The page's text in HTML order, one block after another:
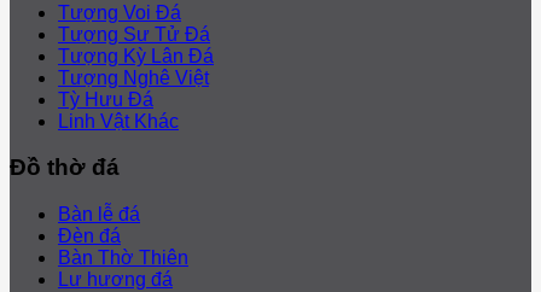
Tượng Voi Đá
Tượng Sư Tử Đá
Tượng Kỳ Lân Đá
Tượng Nghê Việt
Tỳ Hưu Đá
Linh Vật Khác
Đồ thờ đá
Bàn lễ đá
Đèn đá
Bàn Thờ Thiên
Lư hương đá